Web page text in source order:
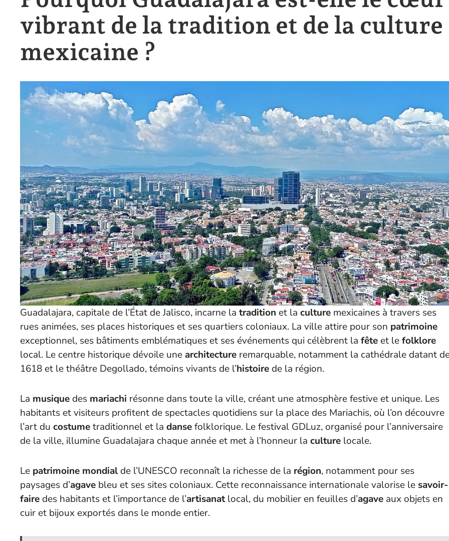
vibrant de la tradition et de la culture
mexicaine ?
Guadalajara, capitale de l’État de Jalisco, incarne la tradition et la culture mexicaines à travers ses
rues animées, ses places historiques et ses quartiers coloniaux. La ville attire pour son patrimoine
exceptionnel, ses bâtiments emblématiques et ses événements qui célèbrent la fête et lefolklore
local. Le centre historique dévoile unearchitecture remarquable, notamment la cathédrale datant
1618 et le théâtre Degollado, témoins vivants de l’histoire de la région.
La musique des mariachi résonne dans toute la ville, créant une atmosphère festive et unique. Les
habitants et visiteurs profitent de spectacles quotidiens sur la place des Mariachis, où l’on découvre
l’art du costumetraditionnel et la dansefolklorique. Le festival GDLuz, organisé pour l’anniversaire
de la ville, illumine Guadalajara chaque année et met à l’honneur la culture locale.
Le patrimoine mondial de l’UNESCO reconnaît la richesse de la région, notamment pour ses
paysages d’agave bleu et ses sites coloniaux. Cette reconnaissance internationale valorise le savoir-
faire des habitants et l’importance de l’artisanatlocal, du mobilier en feuilles d’agave aux objets en
cuir et bijoux exportés dans le monde entier.